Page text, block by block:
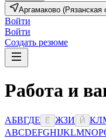
Аргамаково (Рязанская
Войти
Войти
Создать резюме
Работа и
АБВГДЕ Ё ЖЗИ Й КЛ
ABCDEFGHIJKLMNOP